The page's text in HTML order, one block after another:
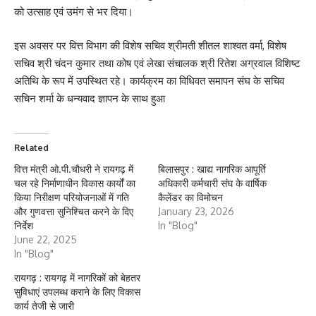
को उत्साह एवं उमंग से भर दिया।
इस अवसर पर वित्त विभाग की विशेष सचिव श्रीमती शीतल शाश्वत वर्मा, विशेष
सचिव श्री चंदन कुमार तथा कोष एवं लेखा संचालक श्री रितेश अग्रवाल विशिष्ट
अतिथि के रूप में उपस्थित रहे। कार्यक्रम का विधिवत समापन संघ के सचिव
सचिन शर्मा के धन्यवाद ज्ञापन के साथ हुआ
Related
वित्त मंत्री ओ.पी.चौधरी ने रायगढ़ में
चल रहे निर्माणाधीन विकास कार्यों का
किया निरीक्षण परियोजनाओं में गति
और गुणवत्ता सुनिश्चित करने के दिए
निर्देश
June 22, 2025
In "Blog"
बिलासपुर : खाद्य नागरिक आपूर्ति
अधिकारी कर्मचारी संघ के वार्षिक
कैलेंडर का विमोचन
January 23, 2026
In "Blog"
रायगढ़ : रायगढ़ में नागरिकों को बेहतर
सुविधाएं उपलब्ध कराने के लिए विकास
कार्य तेजी से जारी